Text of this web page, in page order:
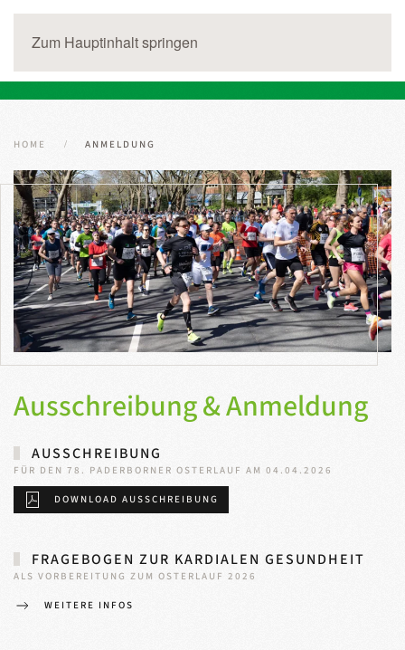
Zum Hauptinhalt springen
HOME ANMELDUNG
Ausschreibung & Anmeldung
AUSSCHREIBUNG
FÜR DEN 78. PADERBORNER OSTERLAUF AM 04.04.2026
DOWNLOAD AUSSCHREIBUNG
FRAGEBOGEN ZUR KARDIALEN GESUNDHEIT
ALS VORBEREITUNG ZUM OSTERLAUF 2026
WEITERE INFOS